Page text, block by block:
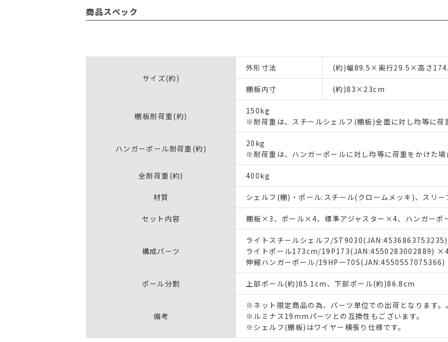
商品スペック
サイズ(約)
外形寸法 (約)幅89.5×奥行29.5×高さ
棚板内寸 (約)83×23cm
棚板耐荷重(約)
150kg
※耐荷重は、スチールシェルフ(棚板)全面に対し均等に荷
ハンガーポール耐荷重(約)
20kg
※耐荷重は、ハンガーポールに対し均等に荷重をかけた
全耐荷重(約) 400kg
材質 シェルフ(棚)・ポール:スチール(クロームメッキ)、スリー
セット内容 棚板×3、ポール×4、標準アジャスター×4、ハンガーポ
構成パーツ
ライトスチールシェルフ/
ライトポール173cm/19P173(JAN:4550283002889)
伸縮ハンガーポール/19HPー
ポール分割 上部ポール(約)85.1cm、下部ポール(約)86.8cm
備考
※ネット限定商品の為、パーツ単位での出荷となります。
※ルミナス19mmパーツとの互換性もございます。
※シェルフ(棚板)はワイヤー横張り仕様です。